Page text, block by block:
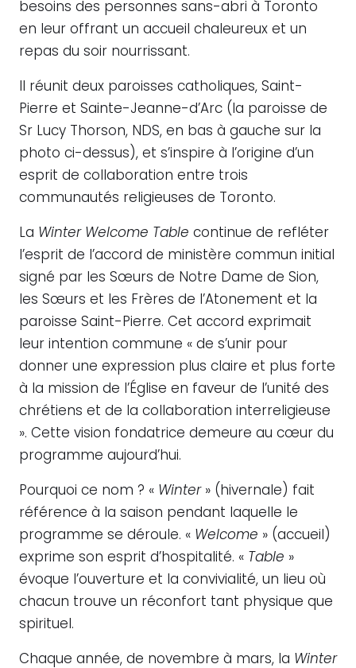
besoins des personnes sans-abri à Toronto
en leur offrant un accueil chaleureux et un
repas du soir nourrissant.
Il réunit deux paroisses catholiques, Saint-
Pierre et Sainte-Jeanne-d’Arc (la paroisse de
Sr Lucy Thorson, NDS, en bas à gauche sur la
photo ci-dessus), et s’inspire à l’origine d’un
esprit de collaboration entre trois
communautés religieuses de Toronto.
La Winter Welcome Table continue de refléter
l’esprit de l’accord de ministère commun initial
signé par les Sœurs de Notre Dame de Sion,
les Sœurs et les Frères de l’Atonement et la
paroisse Saint-Pierre. Cet accord exprimait
leur intention commune « de s’unir pour
donner une expression plus claire et plus forte
à la mission de l’Église en faveur de l’unité des
chrétiens et de la collaboration interreligieuse
». Cette vision fondatrice demeure au cœur du
programme aujourd’hui.
Pourquoi ce nom ? « Winter» (hivernale) fait
référence à la saison pendant laquelle le
programme se déroule. « Welcome » (accueil)
exprime son esprit d’hospitalité. « Table »
évoque l’ouverture et la convivialité, un lieu où
chacun trouve un réconfort tant physique que
spirituel.
Chaque année, de novembre à mars, la Winter